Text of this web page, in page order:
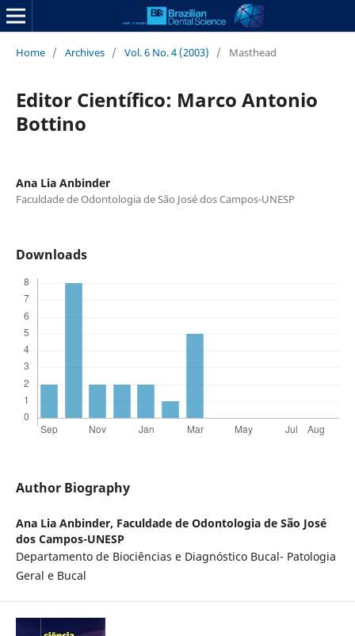
Home / Archives / Vol. 6 No. 4 (2003) / Masthead
Editor Científico: Marco Antonio
Bottino
Ana Lia Anbinder
Faculdade de Odontologia de São José dos Campos-UNESP
Downloads
Author Biography
Ana Lia Anbinder, Faculdade de Odontologia de São José
dos Campos-UNESP
Departamento de Biociências e Diagnóstico Bucal- Patologia
Geral e Bucal